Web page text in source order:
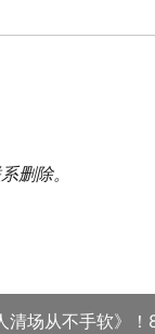
删除。
清场从不手软》